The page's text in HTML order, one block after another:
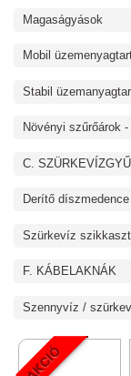
Magaságyások
Mobil
Stabil
Növényi szűrőárok
C.
Derítő díszmedence
Szürkevíz
F. KÁBELAKNÁK
Szennyvíz /